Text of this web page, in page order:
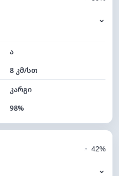
0 (ბნელი)
4000 მ
⌄
ა
8 კმ/სთ
კარგი
98%
◔ 42%
⌄